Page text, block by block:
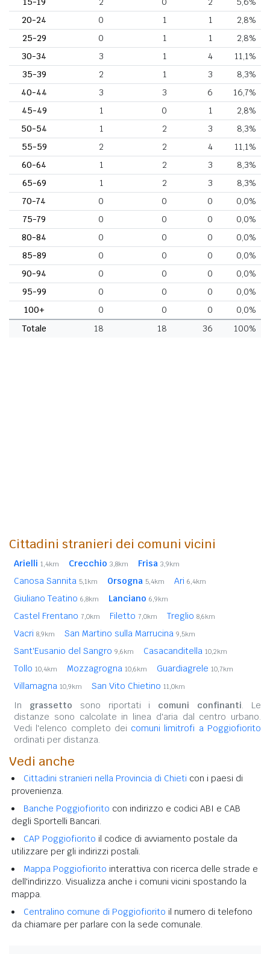
20-24
0 1 1
2,8%
25-29
0 1 1
2,8%
30-34
3 1 4
11,1%
35-39
2 1 3
8,3%
40-44
3 3 6
16,7%
45-49
1 0 1
2,8%
50-54
1 2 3
8,3%
55-59
2 2 4
11,1%
60-64
1 2 3
8,3%
65-69
1 2 3
8,3%
70-74
0 0 0
0,0%
75-79
0 0 0
0,0%
80-84
0 0 0
0,0%
85-89
0 0 0
0,0%
90-94
0 0 0
0,0%
95-99
0 0 0
0,0%
100+
0 0 0
0,0%
Totale
18 18 36 100%
Cittadini stranieri dei comuni vicini
Arielli 1,4km Crecchio 3,8km Frisa 3,9km
Canosa Sannita 5,1km Orsogna 5,4km Ari 6,4km
Giuliano Teatino 6,8km Lanciano 6,9km
Castel Frentano 7,0km Filetto 7,0km Treglio 8,6km
Vacri 8,9km San Martino sulla Marrucina 9,5km
Sant'Eusanio del Sangro 9,6km Casacanditella 10,2km
Tollo 10,4km Mozzagrogna 10,6km Guardiagrele 10,7km
Villamagna 10,9km San Vito Chietino 11,0km
In grassetto sono riportati i comuni confinanti. Le
distanze sono calcolate in linea d'aria dal centro urbano.
Vedi l'elenco completo dei comuni limitrofi a Poggiofiorito
ordinati per distanza.
Vedi anche
Cittadini stranieri nella Provincia di Chieti con i paesi di
provenienza.
Banche Poggiofiorito con indirizzo e codici ABI e CAB
degli Sportelli Bancari.
CAP Poggiofiorito il codice di avviamento postale da
utilizzare per gli indirizzi postali.
Mappa Poggiofiorito interattiva con ricerca delle strade e
dell'indirizzo. Visualizza anche i comuni vicini spostando la
mappa.
Centralino comune di Poggiofiorito il numero di telefono
da chiamare per parlare con la sede comunale.